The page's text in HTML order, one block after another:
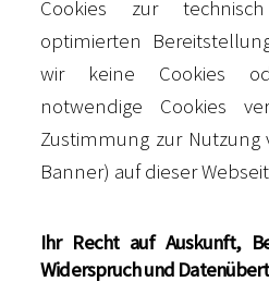
Cookies zur
optimierten
wir keine Cookies
notwendige Cookies
Zustimmung zur Nutzung
Banner) auf dieser
Ihr Recht auf Auskunft,
Widerspruch und